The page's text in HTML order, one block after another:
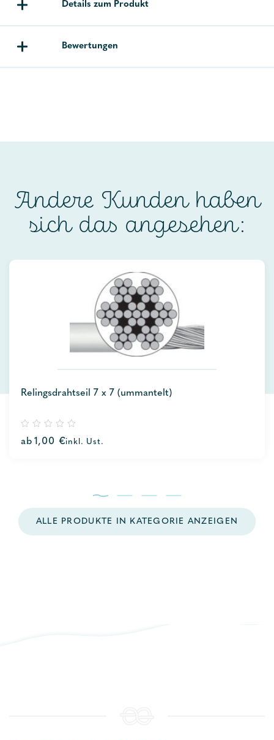
Details zum Produkt
Bewertungen
Andere Kunden haben
sich das angesehen:
Relingsdrahtseil 7 x 7 (ummantelt)
out
ab 1,00 €inkl. Ust.
ALLE PRODUKTE IN KATEGORIE ANZEIGEN